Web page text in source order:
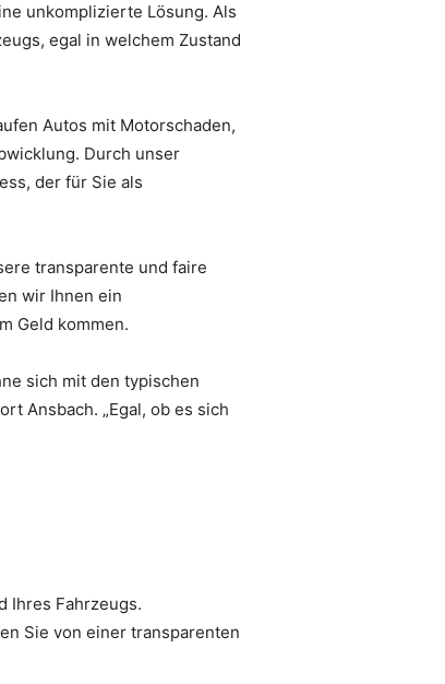
unkomplizierte Lösung. Als
egal in welchem Zustand
Autos mit Motorschaden,
Durch unser
der für Sie als
transparente und faire
wir Ihnen ein
Geld kommen.
sich mit den typischen
Ansbach. „Egal, ob es sich
Ihres Fahrzeugs.
Sie von einer transparenten